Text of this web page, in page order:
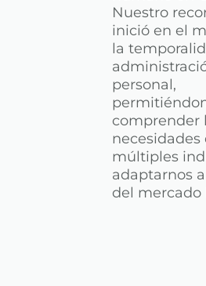
Nuestro
inició en el
la
personal,
comprender
necesidades
múltiples
adaptarnos
del mercado